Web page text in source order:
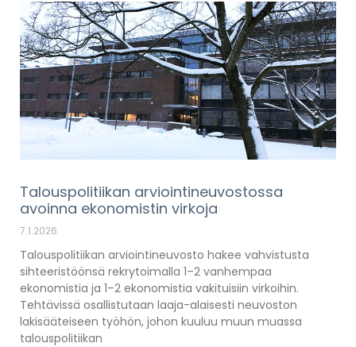
Talouspolitiikan arviointineuvostossa
avoinna ekonomistin virkoja
7.1.2026
Talouspolitiikan arviointineuvosto hakee vahvistusta
sihteeristöönsä rekrytoimalla 1–2 vanhempaa
ekonomistia ja 1–2 ekonomistia vakituisiin virkoihin.
Tehtävissä osallistutaan laaja-alaisesti neuvoston
lakisääteiseen työhön, johon kuuluu muun muassa
talouspolitiikan